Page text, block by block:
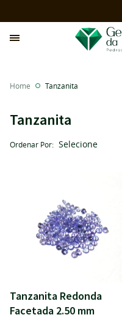
Tanzanita
Home Tanzanita
Ordenar Por Selecione
Tanzanita Redonda
Facetada 2.50 mm